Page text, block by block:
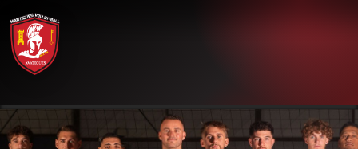
Panneau de gestion des cookies